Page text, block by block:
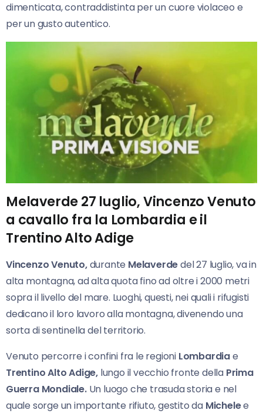
dimenticata, contraddistinta per un cuore violaceo e
per un gusto autentico.
Melaverde 27 luglio, Vincenzo Venuto
a cavallo fra la Lombardia e il
Trentino Alto Adige
Vincenzo Venuto,durante Melaverdedel 27 luglio, va in
alta montagna, ad alta quota fino ad oltre i 2000 metri
sopra il livello del mare. Luoghi, questi, nei quali i rifugisti
dedicano il loro lavoro alla montagna, divenendo una
sorta di sentinella del territorio.
Venuto percorre i confini fra le regioni Lombardiae
Trentino Alto Adige, lungo il vecchio fronte della Prima
Guerra Mondiale.Un luogo che trasuda storia e nel
quale sorge un importante rifiuto, gestito da Michelee